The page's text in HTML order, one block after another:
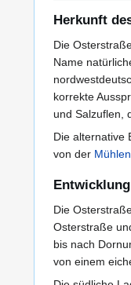
Herkunft
Die
Name
korrekte
und Salzuflen,
Die alternative
von der
Entwicklung
Die
Osterstraße
bis nach
von einem